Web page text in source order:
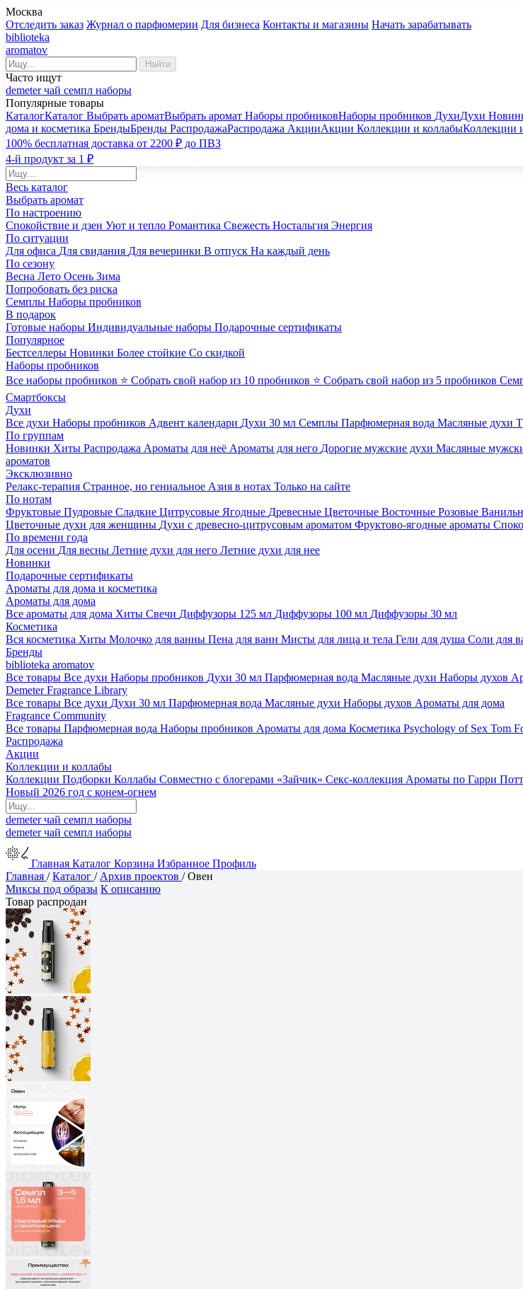
Москва
Отследить заказ Журнал о парфюмерии Для бизнеса Контакты и магазины Начать зарабатывать
biblioteka
aromatov
Найти
Часто ищут
demeterчай семпл наборы
Популярные товары
КаталогКаталог Выбрать ароматВыбрать аромат Наборы пробниковНаборы пробников ДухиДухи
дома и косметика БрендыБренды РаспродажаРаспродажа АкцииАкции Коллекции и коллабыКоллекции
100% бесплатная доставка от 2200 ₽ до ПВЗ
4-й продукт за 1 ₽
Весь каталог
Выбрать аромат
По настроению
Спокойствие и дзен Уют и тепло Романтика Свежесть Ностальгия Энергия
По ситуации
Для офиса Для свидания Для вечеринки В отпуск На каждый день
По сезону
Весна Лето Осень Зима
Попробовать без риска
Семплы Наборы пробников
В подарок
Готовые наборы Индивидуальные наборы Подарочные сертификаты
Популярное
Бестселлеры Новинки Более стойкие Со скидкой
Наборы пробников
Все наборы пробников ⭐ Собрать свой набор из 10 пробников ⭐ Собрать свой набор из 5 пробников
Смартбоксы
Духи
Все духи Наборы пробников Адвент календари Духи 30 мл Семплы Парфюмерная вода Масляные духи
По группам
Новинки Хиты Распродажа Ароматы для неё Ароматы для него Дорогие мужские духи Масляные
ароматов
Эксклюзивно
Релакс-терапия Странное, но гениальное Азия в нотах Только на сайте
По нотам
Фруктовые Пудровые Сладкие Цитрусовые Ягодные Древесные Цветочные Восточные Розовые
Цветочные духи для женщины Духи с древесно-цитрусовым ароматом Фруктово-ягодные ароматы
По времени года
Для осени Для весны Летние духи для него Летние духи для нее
Новинки
Подарочные сертификаты
Ароматы для дома и косметика
Ароматы для дома
Все ароматы для дома Хиты Свечи Диффузоры 125 мл Диффузоры 100 мл Диффузоры 30 мл
Косметика
Вся косметика Хиты Молочко для ванны Пена для ванн Мисты для лица и тела Гели для душа Соли для
Бренды
biblioteka aromatov
Все товары Все духи Наборы пробников Духи 30 мл Парфюмерная вода Масляные духи Наборы духов
Demeter Fragrance Library
Все товары Все духи Духи 30 мл Парфюмерная вода Масляные духи Наборы духов Ароматы для дома
Fragrance Community
Все товары Парфюмерная вода Наборы пробников Ароматы для дома Косметика Psychology of Sex Tom
Распродажа
Акции
Коллекции и коллабы
Коллекции Подборки Коллабы Совместно с блогерами «Зайчик» Секс-коллекция Ароматы по Гарри
Новый 2026 год с конем-огнем
demeterчай семпл наборы
demeterчай семпл наборы
Главная Каталог Корзина Избранное Профиль
Главная /Каталог / Архив проектов /Овен
Миксы под образы К описанию
Товар распродан